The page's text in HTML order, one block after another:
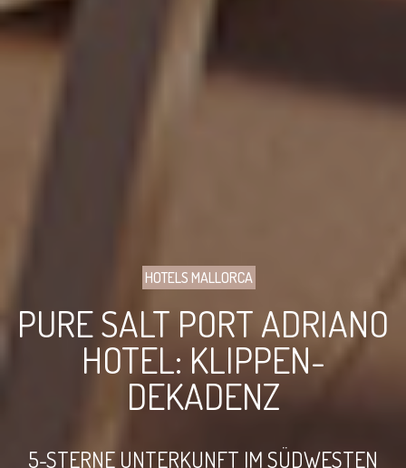
HOTELS MALLORCA
PURE SALT PORT ADRIANO
HOTEL: KLIPPEN-
DEKADENZ
5-STERNE UNTERKUNFT IM SÜDWESTEN